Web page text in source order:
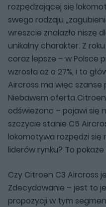
rozpędzającej się
swego rodzaju
wreszcie znalazło niszę
unikalny charakter. Z
coraz lepsze – w Polsce
wzrosła aż o 27%, i to
Aircross ma więc szanse
Niebawem oferta
odświeżona – pojawi się
szczycie stanie C5
lokomotywa rozpędzi
liderów rynku? To pokaże
Czy Citroen C3 Aircross
Zdecydowanie – jest to
propozycji w tym